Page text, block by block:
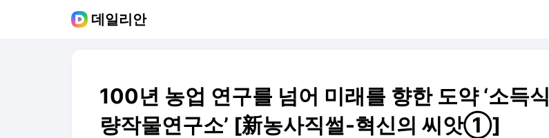
데일리안
100년 농업 연구를 넘어 미래를 향한 도약 ‘소득식
량작물연구소’ [新농사직썰-혁신의 씨앗①]